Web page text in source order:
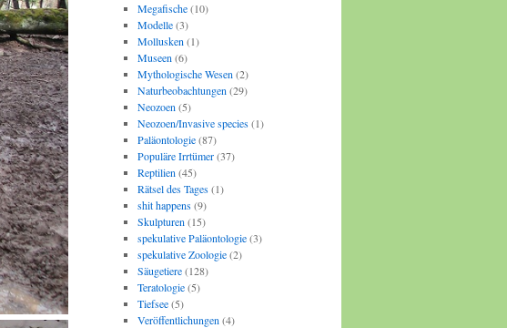
Megafische(10)
Modelle(3)
Mollusken (1)
Museen (6)
Mythologische Wesen (2)
Naturbeobachtungen (29)
Neozoen (5)
Neozoen/Invasive species(1)
Paläontologie(87)
Populäre Irrtümer(37)
Reptilien (45)
Rätsel des Tages(1)
shit happens(9)
Skulpturen (15)
spekulative Paläontologie(3)
spekulative Zoologie(2)
Säugetiere(128)
Teratologie(5)
Tiefsee(5)
Veröffentlichungen (4)